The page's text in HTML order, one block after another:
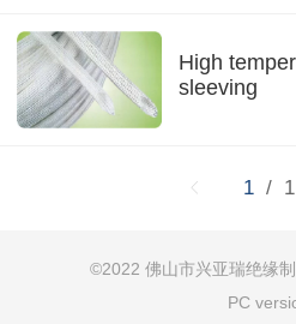
High
sleeving
1 / 1
©2022 佛山市兴亚瑞绝缘
PC